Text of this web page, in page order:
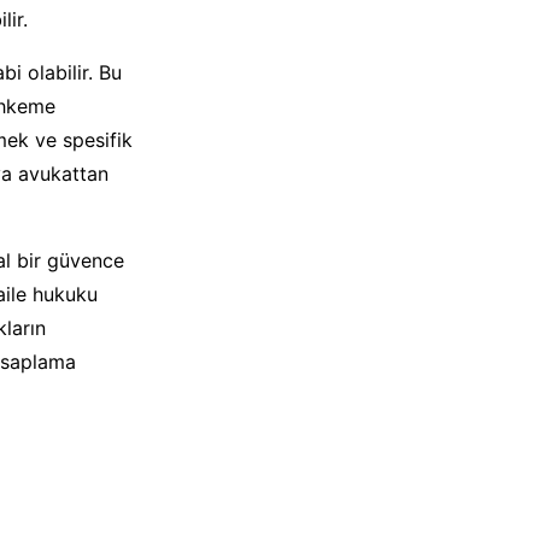
olabilir. Bu
ve spesifik
avukattan
bir güvence
hukuku